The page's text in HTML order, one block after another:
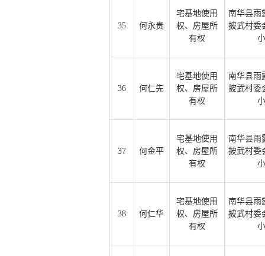
35 何永贵
宅基地使用
权、房屋所
有权
南华县雨
披武村委
36 何仁先
宅基地使用
权、房屋所
有权
南华县雨
披武村委
37 何金平
宅基地使用
权、房屋所
有权
南华县雨
披武村委
38 何仁华
宅基地使用
权、房屋所
有权
南华县雨
披武村委